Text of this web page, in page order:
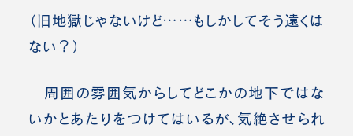
（旧地獄じゃないけど……もしかしてそう遠くは
ない？）
周囲の雰囲気からしてどこかの地下ではな
いかとあたりをつけてはいるが、気絶させられ